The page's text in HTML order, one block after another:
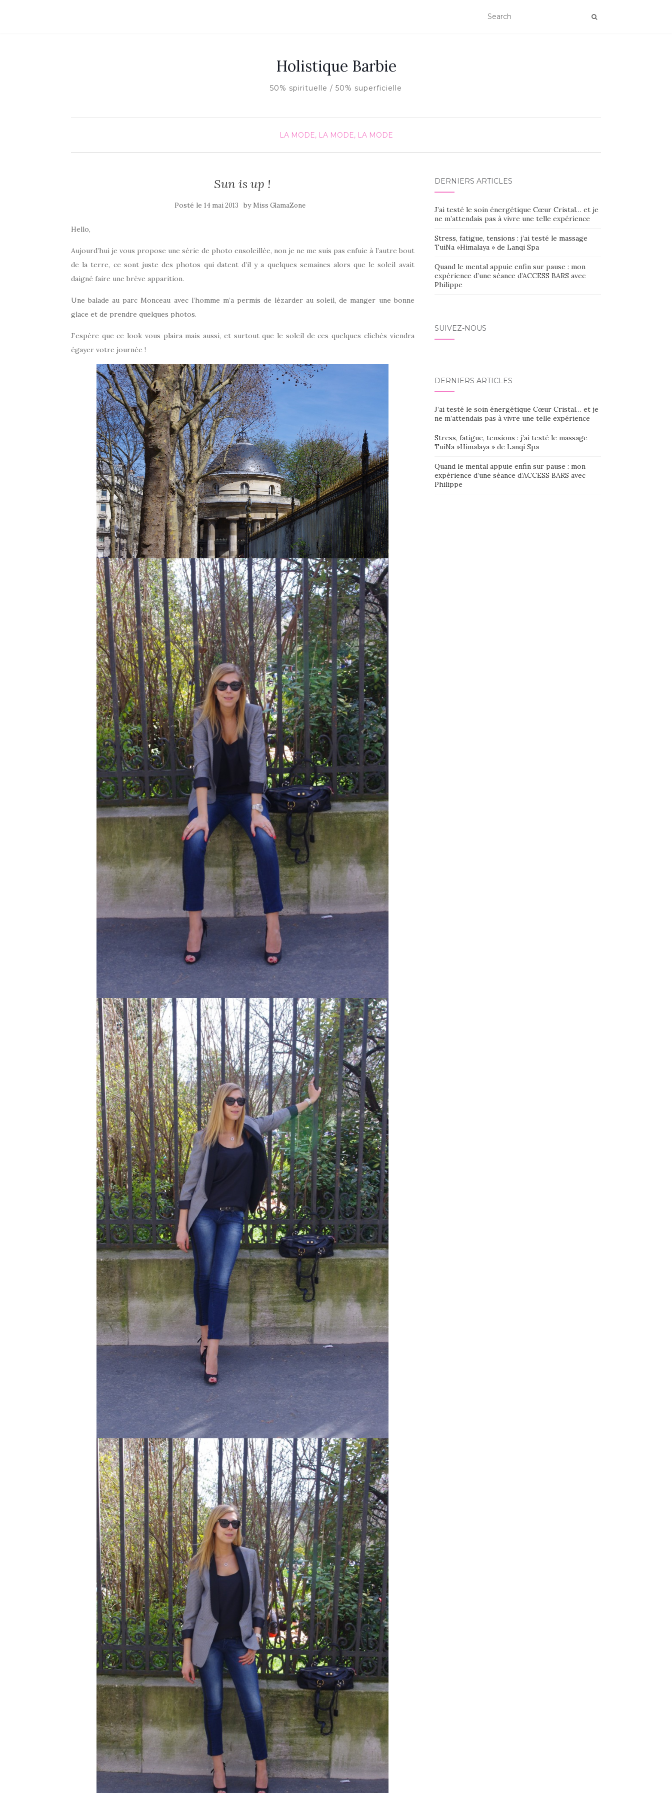
Holistique Barbie
50% spirituelle / 50% superficielle
LA MODE, LA MODE, LA MODE
Sun is up !
Posté le14 mai 2013 by Miss GlamaZone
Hello,
Aujourd’hui je vous propose une série de photo ensoleillée, non je ne me suis pas enfuie à l’autre bout
de la terre, ce sont juste des photos qui datent d’il y a quelques semaines alors que le soleil avait
daigné faire une brève apparition.
Une balade au parc Monceau avec l’homme m’a permis de lézarder au soleil, de manger une bonne
glace et de prendre quelques photos.
J’espère que ce look vous plaira mais aussi, et surtout que le soleil de ces quelques clichés viendra
égayer votre journée !
DERNIERS ARTICLES
J’ai testé le soin énergétique Cœur Cristal… et je
ne m’attendais pas à vivre une telle expérience
Stress, fatigue, tensions : j’ai testé le massage
TuiNa »Himalaya » de Lanqi Spa
Quand le mental appuie enfin sur pause : mon
expérience d’une séance d’ACCESS BARS avec
Philippe
SUIVEZ-NOUS
DERNIERS ARTICLES
J’ai testé le soin énergétique Cœur Cristal… et je
ne m’attendais pas à vivre une telle expérience
Stress, fatigue, tensions : j’ai testé le massage
TuiNa »Himalaya » de Lanqi Spa
Quand le mental appuie enfin sur pause : mon
expérience d’une séance d’ACCESS BARS avec
Philippe